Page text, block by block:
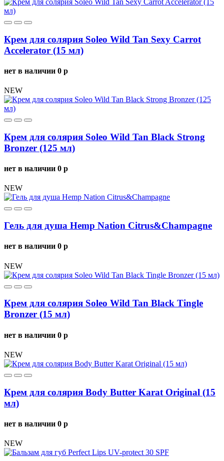
Крем для солярия Soleo Wild Tan Sexy Carrot
Accelerator (15 мл)
нет в наличии 0 p
NEW
Крем для солярия Soleo Wild Tan Black Strong
Bronzer (125 мл)
нет в наличии 0 p
NEW
Гель для душа Hemp Nation Citrus&Champagne
нет в наличии 0 p
NEW
Крем для солярия Soleo Wild Tan Black Tingle
Bronzer (15 мл)
нет в наличии 0 p
NEW
Крем для солярия Body Butter Karat Original (15
мл)
нет в наличии 0 p
NEW